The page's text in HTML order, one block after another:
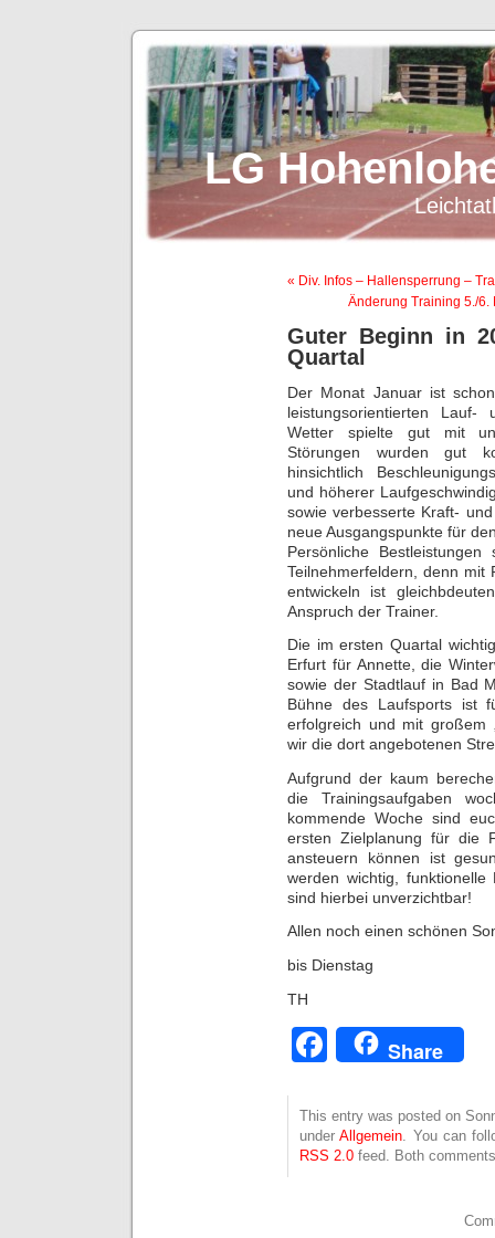
LG
« Div. Infos – Hallensperrung –
Änderung Training 5./6.
Guter Beginn in
Quartal
Der Monat Januar ist
leistungsorientierten
Wetter spielte gut mit
Störungen wurden gut
hinsichtlich
und höherer
sowie verbesserte Kraft-
neue Ausgangspunkte für
Persönliche
Teilnehmerfeldern, denn
entwickeln ist
Anspruch der Trainer.
Die im ersten Quartal
Erfurt für Annette, die
sowie der Stadtlauf in Bad
Bühne des Laufsports ist
erfolgreich und mit großem
wir die dort angebotenen
Aufgrund der kaum
die Trainingsaufgaben
kommende Woche sind
ersten Zielplanung für die
ansteuern können ist
werden wichtig,
sind hierbei unverzichtbar!
Allen noch einen schönen
bis Dienstag
TH
Facebook
Share
This entry was posted on
underAllgemein . You can
RSS 2.0 feed. Both